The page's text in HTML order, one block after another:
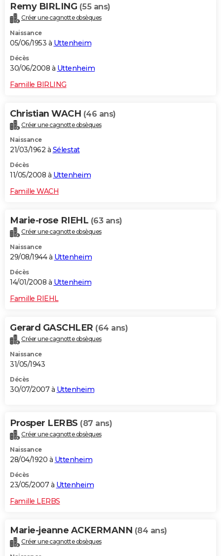
Remy BIRLING (55 ans)
Créer une cagnotte obsèques
Naissance
05/06/1953 à Uttenheim
Décès
30/06/2008 à Uttenheim
Famille BIRLING
Christian WACH (46 ans)
Créer une cagnotte obsèques
Naissance
21/03/1962 à Sélestat
Décès
11/05/2008 à Uttenheim
Famille WACH
Marie-rose RIEHL (63 ans)
Créer une cagnotte obsèques
Naissance
29/08/1944 à Uttenheim
Décès
14/01/2008 à Uttenheim
Famille RIEHL
Gerard GASCHLER (64 ans)
Créer une cagnotte obsèques
Naissance
31/05/1943
Décès
30/07/2007 à Uttenheim
Prosper LERBS (87 ans)
Créer une cagnotte obsèques
Naissance
28/04/1920 à Uttenheim
Décès
23/05/2007 à Uttenheim
Famille LERBS
Marie-jeanne ACKERMANN (84 ans)
Créer une cagnotte obsèques